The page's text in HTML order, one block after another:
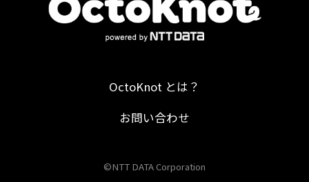
OctoKnot とは？
お問い合わせ
©NTT DATA Corporation